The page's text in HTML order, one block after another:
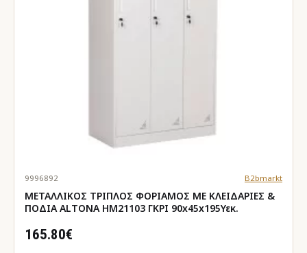
9996892 B2bmarkt
ΜΕΤΑΛΛΙΚΟΣ ΤΡΙΠΛΟΣ ΦΟΡΙΑΜΟΣ ΜΕ ΚΛΕΙΔΑΡΙΕΣ &
ΠΟΔΙΑ ALTONA HM21103 ΓΚΡΙ 90x45x195Υεκ.
165.80€